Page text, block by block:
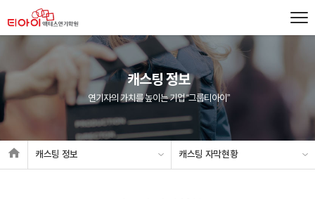
캐스팅 정보
연기자의 가치를 높이는 기업 “그룹티아이”
캐스팅 정보 캐스팅 자막현황